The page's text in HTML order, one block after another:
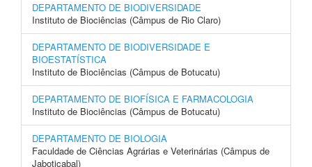
DEPARTAMENTO DE BIODIVERSIDADE
Instituto de Biociências (Câmpus de Rio Claro)
DEPARTAMENTO DE BIODIVERSIDADE E
BIOESTATÍSTICA
Instituto de Biociências (Câmpus de Botucatu)
DEPARTAMENTO DE BIOFÍSICA E FARMACOLOGIA
Instituto de Biociências (Câmpus de Botucatu)
DEPARTAMENTO DE BIOLOGIA
Faculdade de Ciências Agrárias e Veterinárias (Câmpus de
Jaboticabal)